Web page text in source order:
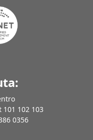
101 102 103
0356